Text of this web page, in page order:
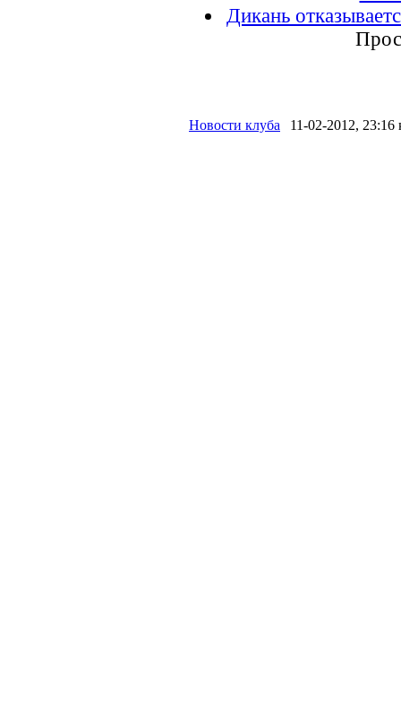
Дикань
Новости клуба 11-02-2012, 23:16